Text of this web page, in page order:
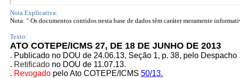
Nota Explicativa:
Nota: " Os documentos contidos nesta base de dados têm caráter meramente
Texto:
ATO COTEPE/ICMS 27, DE 18 DE JUNHO DE 2013
. Publicado no DOU de 24.06.13, Seção 1, p. 38, pelo
. Retificado no DOU de 11.07.13.
. Revogado pelo Ato COTEPE/ICMS 50/13.